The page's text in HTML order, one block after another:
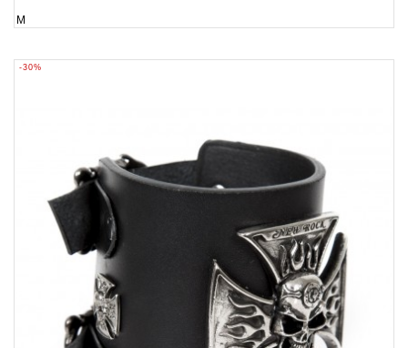
M
-30%